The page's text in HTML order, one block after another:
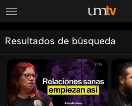
Resultados de búsqueda
Ordenar por: